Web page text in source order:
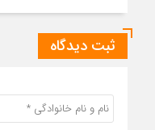
ثبت دیدگاه